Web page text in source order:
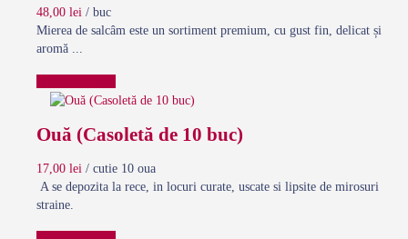
48,00 lei / buc
Mierea de salcâm este un sortiment premium, cu gust fin, delicat și
aromă ...
Ouă (Casoletă de 10 buc)
17,00 lei / cutie 10 oua
A se depozita la rece, in locuri curate, uscate si lipsite de mirosuri
straine.